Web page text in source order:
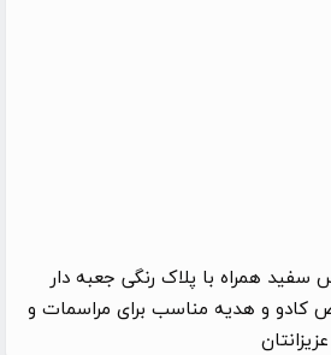
همراه با پلاک رنگی جعبه دار
کادو و هدیه مناسب برای مراسمات و